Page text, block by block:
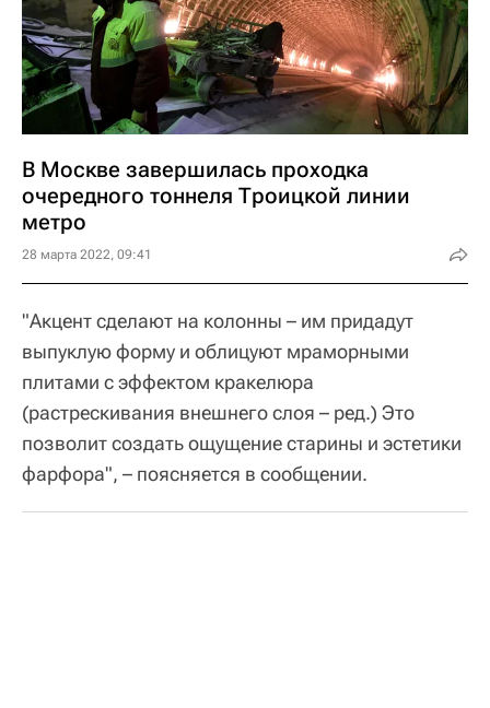
В Москве завершилась проходка
очередного тоннеля Троицкой линии
метро
28 марта 2022, 09:41
"Акцент сделают на колонны – им придадут
выпуклую форму и облицуют мраморными
плитами с эффектом кракелюра
(растрескивания внешнего слоя – ред.) Это
позволит создать ощущение старины и эстетики
фарфора", – поясняется в сообщении.